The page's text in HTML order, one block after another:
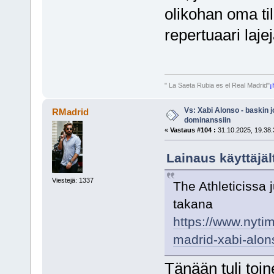
olikohan oma
repertuaari
" La Saeta Rubia es el Real Madrid"
RMadrid
Viestejä: 1337
Vs: Xabi Alonso - baskin
dominanssiin
« Vastaus #104 : 31.10.2025,
Lainaus
The Athleticissa
takana
https://
madrid-xabi-
Tänään tuli